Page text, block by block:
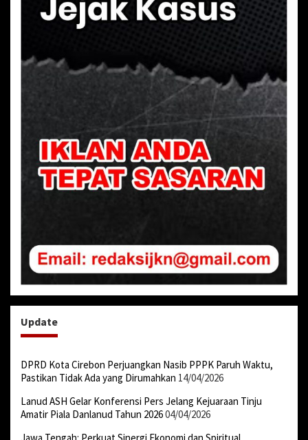
Update
DPRD Kota Cirebon Perjuangkan Nasib PPPK Paruh Waktu,
Pastikan Tidak Ada yang Dirumahkan 14/04/2026
Lanud ASH Gelar Konferensi Pers Jelang Kejuaraan Tinju
Amatir Piala Danlanud Tahun 202604/04/2026
Jawa Tengah: Perkuat Sinergi Ekonomi dan Spiritual,